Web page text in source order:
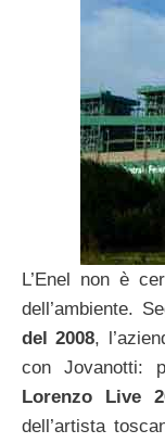
L’Enel non è
dell’ambiente.
del 2008,
con Jovanotti:
Lorenzo Live
dell’artista